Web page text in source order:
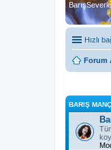
Hızlı
Forum
BARIŞ